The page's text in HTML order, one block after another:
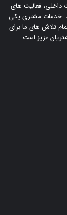
داخلی، فعالیت های
خدمات مشتری یکی
تلاش های ما برای
عزیز است.